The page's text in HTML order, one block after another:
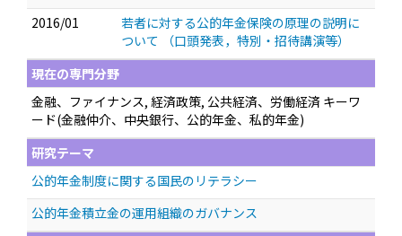
2016/01
若者に対する公的年金保険の原理の説明に
ついて
（口頭発表，特別・招待講演等）
現在の専門分野
金融、ファイナンス, 経済政策, 公共経済、労働経済 キーワ
ード(金融仲介、中央銀行、公的年金、私的年金)
研究テーマ
公的年金制度に関する国民のリテラシー
公的年金積立金の運用組織のガバナンス